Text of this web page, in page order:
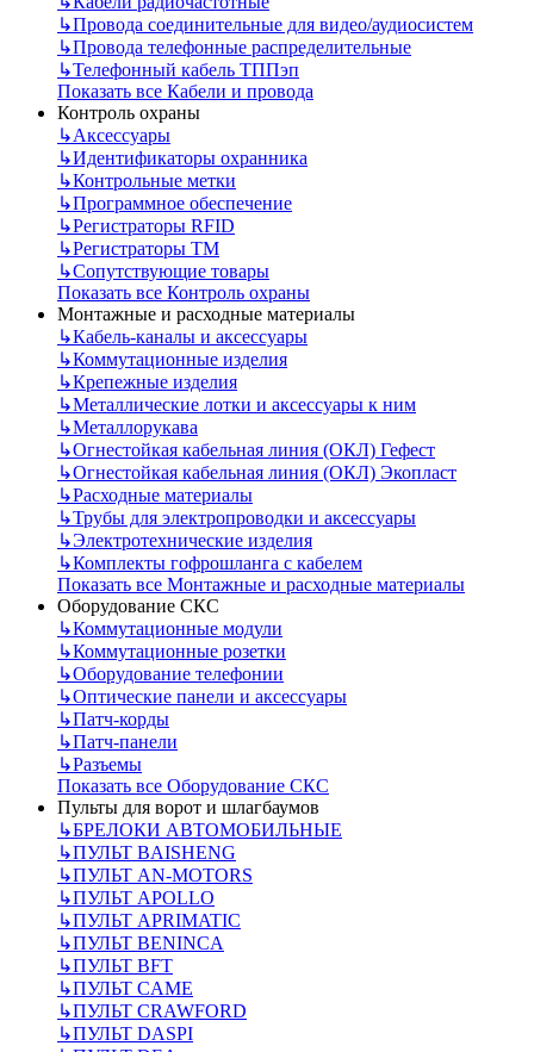
↳Провода соединительные для видео/аудиосистем
↳Провода телефонные распределительные
↳Телефонный кабель ТППэп
Показать все Кабели и провода
Контроль охраны
↳Аксессуары
↳Идентификаторы охранника
↳Контрольные метки
↳Программное обеспечение
↳Регистраторы RFID
↳Регистраторы ТМ
↳Сопутствующие товары
Показать все Контроль охраны
Монтажные и расходные материалы
↳Кабель-каналы и аксессуары
↳Коммутационные изделия
↳Крепежные изделия
↳Металлические лотки и аксессуары к ним
↳Металлорукава
↳Огнестойкая кабельная линия (ОКЛ) Гефест
↳Огнестойкая кабельная линия (ОКЛ) Экопласт
↳Расходные материалы
↳Трубы для электропроводки и аксессуары
↳Электротехнические изделия
↳Комплекты гофрошланга с кабелем
Показать все Монтажные и расходные материалы
Оборудование СКС
↳Коммутационные модули
↳Коммутационные розетки
↳Оборудование телефонии
↳Оптические панели и аксессуары
↳Патч-корды
↳Патч-панели
↳Разъемы
Показать все Оборудование СКС
Пульты для ворот и шлагбаумов
↳БРЕЛОКИ АВТОМОБИЛЬНЫЕ
↳ПУЛЬТ BAISHENG
↳ПУЛЬТ AN-MOTORS
↳ПУЛЬТ APOLLO
↳ПУЛЬТ APRIMATIC
↳ПУЛЬТ BENINCA
↳ПУЛЬТ BFT
↳ПУЛЬТ CAME
↳ПУЛЬТ CRAWFORD
↳ПУЛЬТ DASPI